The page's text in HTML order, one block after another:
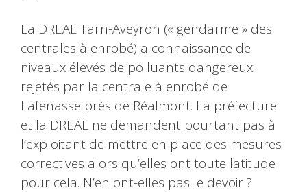
La DREAL Tarn-Aveyron (« gendarme » des
centrales à enrobé) a connaissance de
niveaux élevés de polluants dangereux
rejetés par la centrale à enrobé de
Lafenasse près de Réalmont. La préfecture
et la DREAL ne demandent pourtant pas à
l’exploitant de mettre en place des mesures
correctives alors qu’elles ont toute latitude
pour cela. N’en ont-elles pas le devoir ?